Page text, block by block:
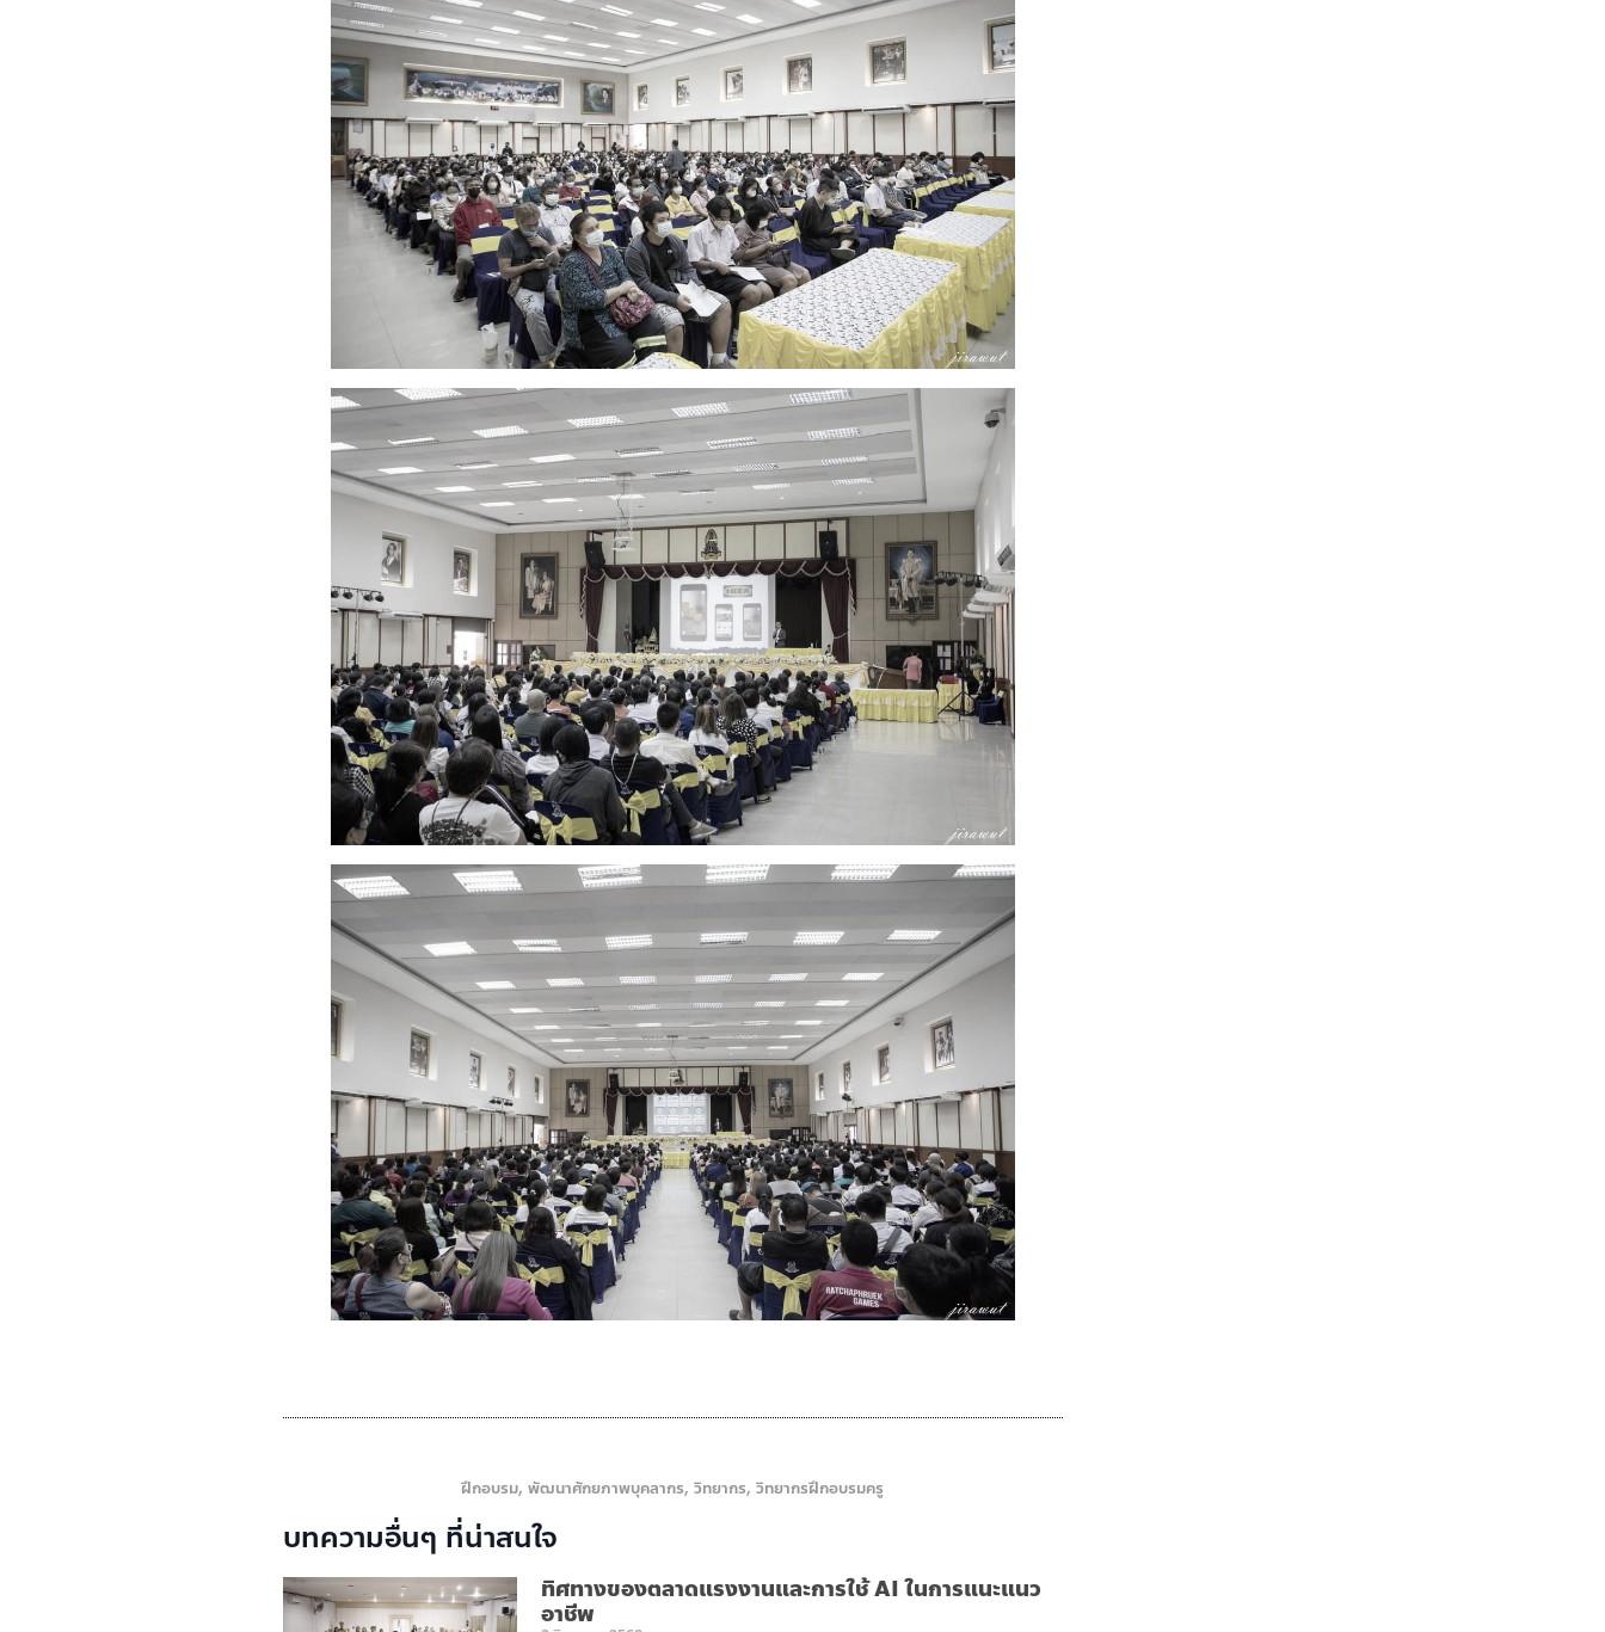
ฝึกอบรม,พัฒนาศักยภาพบุคลากร,วิทยากร,วิทยากรฝึกอบรมครู
บทความอื่นๆ ที่น่าสนใจ
ทิศทางของตลาดแรงงานและการใช้ AI ในการแนะแนว
อาชีพ